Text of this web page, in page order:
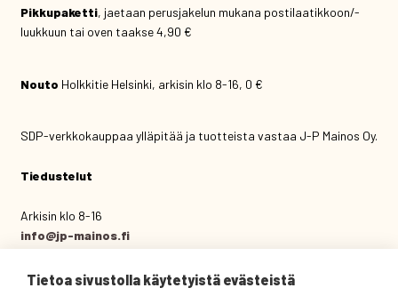
Pikkupaketti, jaetaan perusjakelun mukana postilaatikkoon/-
luukkuun tai oven taakse 4,90 €
Nouto Holkkitie Helsinki, arkisin klo 8-16, 0 €
SDP-verkkokauppaa ylläpitää ja tuotteista vastaa J-P Mainos Oy.
Tiedustelut
Arkisin klo 8-16
info@jp-mainos.fi
Tietoa sivustolla käytetyistä evästeistä